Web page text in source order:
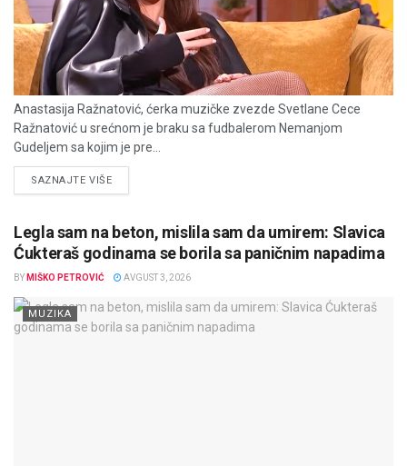
Anastasija Ražnatović, ćerka muzičke zvezde Svetlane Cece
Ražnatović u srećnom je braku sa fudbalerom Nemanjom
Gudeljem sa kojim je pre...
SAZNAJTE VIŠEDETAILS
Legla sam na beton, mislila sam da umirem: Slavica
Ćukteraš godinama se borila sa paničnim napadima
BY MIŠKO PETROVIĆ AVGUST 3, 2026
MUZIKA